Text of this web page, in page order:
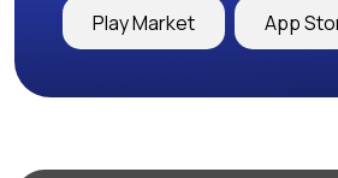
Play Market App